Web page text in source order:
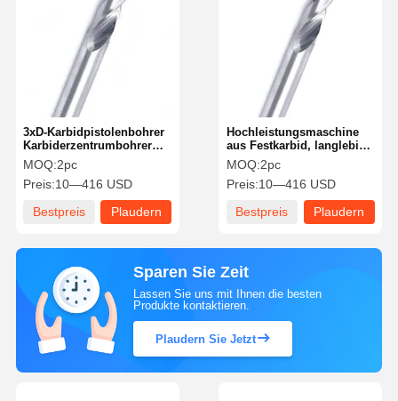
3xD-Karbidpistolenbohrer
Karbiderzentrumbohrer
Hochpräzision für
Aluminium
MOQ:2pc
Preis:10—416 USD
Bestpreis
Plaudern
Hochleistungsmaschine
aus Festkarbid, langlebig
und langlebig
MOQ:2pc
Preis:10—416 USD
Bestpreis
Plaudern
Sparen Sie Zeit
Lassen Sie uns mit Ihnen die besten
Produkte kontaktieren.
Plaudern Sie Jetzt